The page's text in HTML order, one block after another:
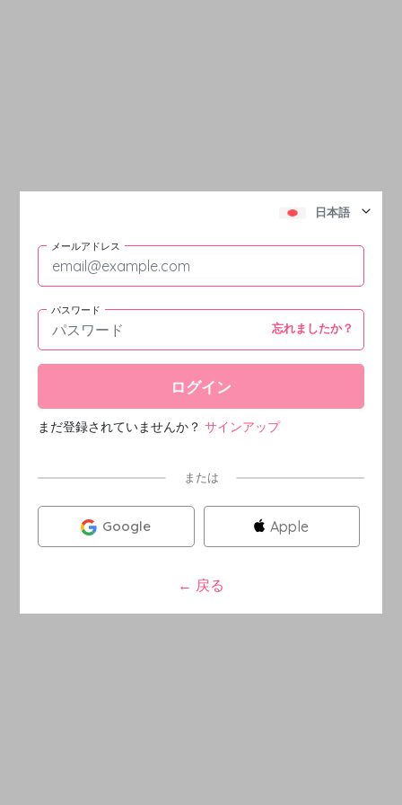
日本語
メールアドレス
パスワード
忘れましたか？
ログイン
まだ登録されていませんか？ サインアップ
または
Google Apple
← 戻る